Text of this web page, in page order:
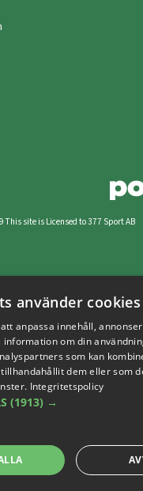
site is Licensed to 377 Sport AB
använder cookies
anpassa innehåll,
om din
som kan
dem eller som
Integritetspolicy
(1913) →